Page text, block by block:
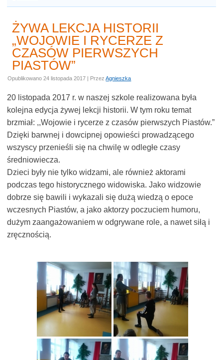
ŻYWA LEKCJA HISTORII
„WOJOWIE I RYCERZE Z
CZASÓW PIERWSZYCH
PIASTÓW”
Opublikowano 24 listopada 2017 | Przez Agnieszka
20 listopada 2017 r. w naszej szkole realizowana była
kolejna edycja żywej lekcji historii. W tym roku temat
brzmiał: ,,Wojowie i rycerze z czasów pierwszych Piastów.”
Dzięki barwnej i dowcipnej opowieści prowadzącego
wszyscy przenieśli się na chwilę w odległe czasy
średniowiecza.
Dzieci były nie tylko widzami, ale również aktorami
podczas tego historycznego widowiska. Jako widzowie
dobrze się bawili i wykazali się dużą wiedzą o epoce
wczesnych Piastów, a jako aktorzy poczuciem humoru,
dużym zaangażowaniem w odgrywane role, a nawet siłą i
zręcznością.